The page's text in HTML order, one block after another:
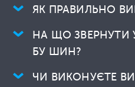
ЯК ПРАВИЛЬНО
НА ЩО ЗВЕРНУТИ
БУ ШИН?
ЧИ ВИКОНУЄТЕ